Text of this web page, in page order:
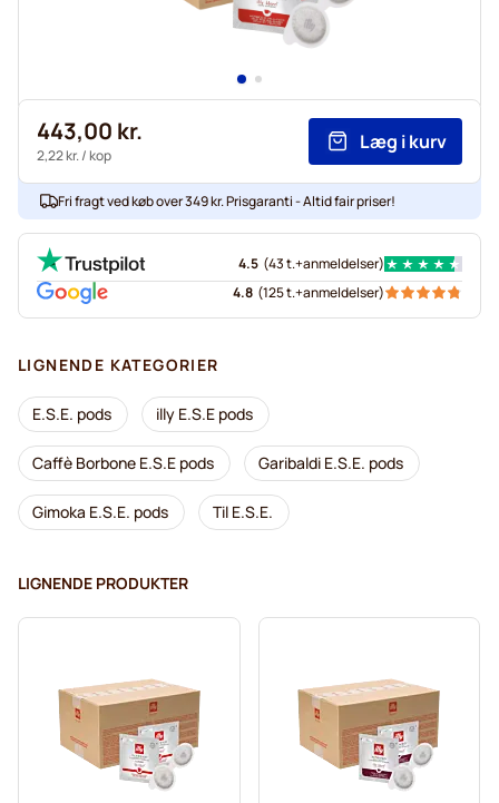
443,00 kr.
2,22 kr./ kop
Læg i kurv
Fri fragt ved køb over 349 kr. Prisgaranti - Altid fair priser!
4.5 (43 t.+anmeldelser)
4.8 (125 t.+anmeldelser)
LIGNENDE KATEGORIER
E.S.E. pods illy E.S.E pods
Caffè Borbone E.S.E pods Garibaldi E.S.E. pods
Gimoka E.S.E. pods Til E.S.E.
LIGNENDE PRODUKTER